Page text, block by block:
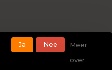
Ja Nee
Meer
over